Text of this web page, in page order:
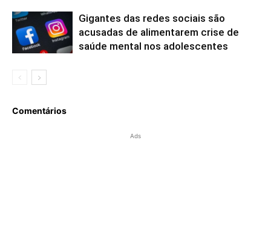
Gigantes das redes sociais são
acusadas de alimentarem crise de
saúde mental nos adolescentes
Comentários
Ads